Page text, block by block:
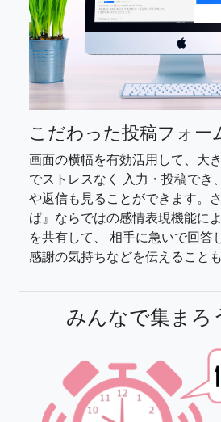
こだわった投稿フォー
画面の横幅を有効活用して、大
でストレスなく 入力・投稿でき
や返信も見ることができます。
ば』ならではの感情表現機能に
を共有して、 相手に急いで回答
感謝の気持ちなどを伝えることも
みんなで集まろ